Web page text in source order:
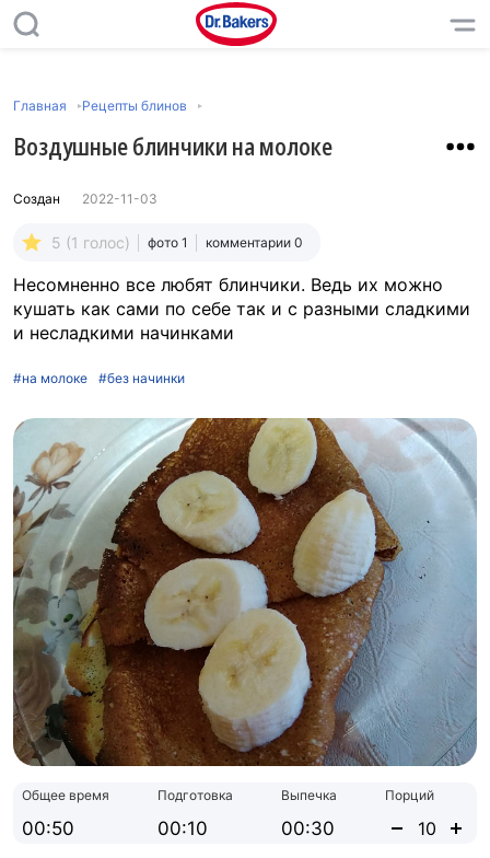
Главная Рецепты блинов
Воздушные блинчики на молоке
Создан 2022-11-03
5 (1 голос) фото 1 комментарии 0
Несомненно все любят блинчики. Ведь их можно
кушать как сами по себе так и с разными сладкими
и несладкими начинками
#на молоке #без начинки
Общее время
00:50
Подготовка
00:10
Выпечка
00:30
Порций